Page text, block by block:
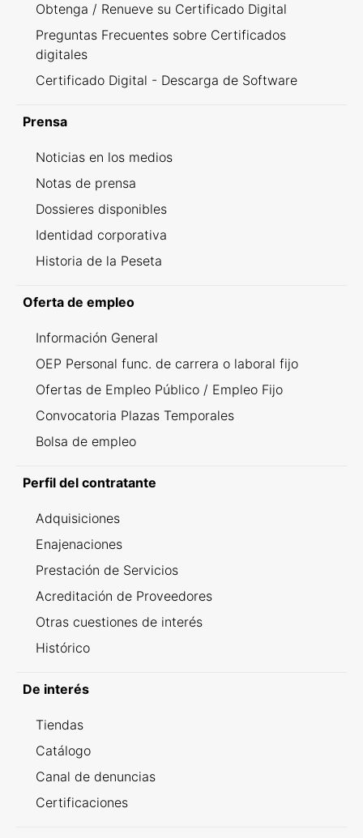
Obtenga / Renueve su Certificado Digital
Preguntas Frecuentes sobre Certificados
digitales
Certificado Digital - Descarga de Software
Prensa
Noticias en los medios
Notas de prensa
Dossieres disponibles
Identidad corporativa
Historia de la Peseta
Oferta de empleo
Información General
OEP Personal func. de carrera o laboral fijo
Ofertas de Empleo Público / Empleo Fijo
Convocatoria Plazas Temporales
Bolsa de empleo
Perfil del contratante
Adquisiciones
Enajenaciones
Prestación de Servicios
Acreditación de Proveedores
Otras cuestiones de interés
Histórico
De interés
Tiendas
Catálogo
Canal de denuncias
Certificaciones